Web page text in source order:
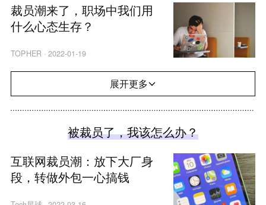
裁员潮来了，职场中我们用
什么心态生存？
TOPHER · 2022-01-19
展开更多
被裁员了，我该怎么办？
互联网裁员潮：放下大厂身
段，转做外包一心搞钱